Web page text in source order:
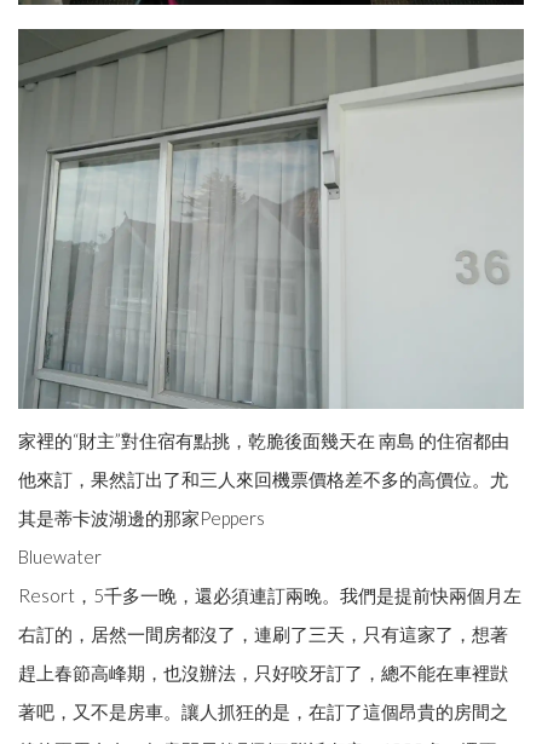
家裡的“財主”對住宿有點挑，乾脆後面幾天在 南島 的住宿都由
他來訂，果然訂出了和三人來回機票價格差不多的高價位。尤
其是蒂卡波湖邊的那家Peppers
Bluewater
Resort，5千多一晚，還必須連訂兩晚。我們是提前快兩個月左
右訂的，居然一間房都沒了，連刷了三天，只有這家了，想著
趕上春節高峰期，也沒辦法，只好咬牙訂了，總不能在車裡獃
著吧，又不是房車。讓人抓狂的是，在訂了這個昂貴的房間之